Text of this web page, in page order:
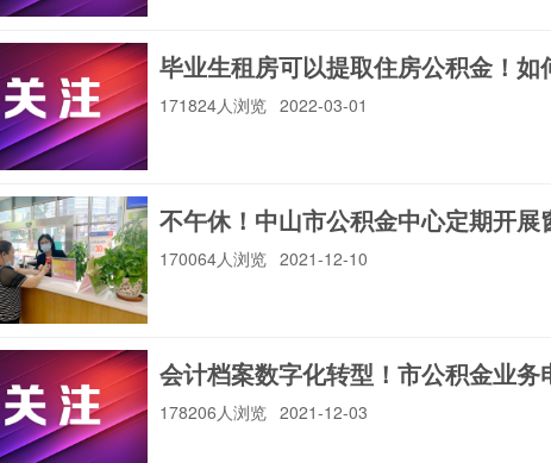
毕业生租房可以提取住房公积金！如
171824人浏览 2022-03-01
不午休！中山市公积金中心定期开展
170064人浏览 2021-12-10
会计档案数字化转型！市公积金业务
178206人浏览 2021-12-03